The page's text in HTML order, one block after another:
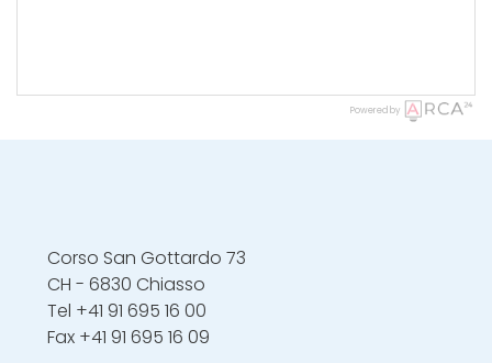
Powered by
Corso San Gottardo 73
CH - 6830 Chiasso
Tel +41 91 695 16 00
Fax +41 91 695 16 09